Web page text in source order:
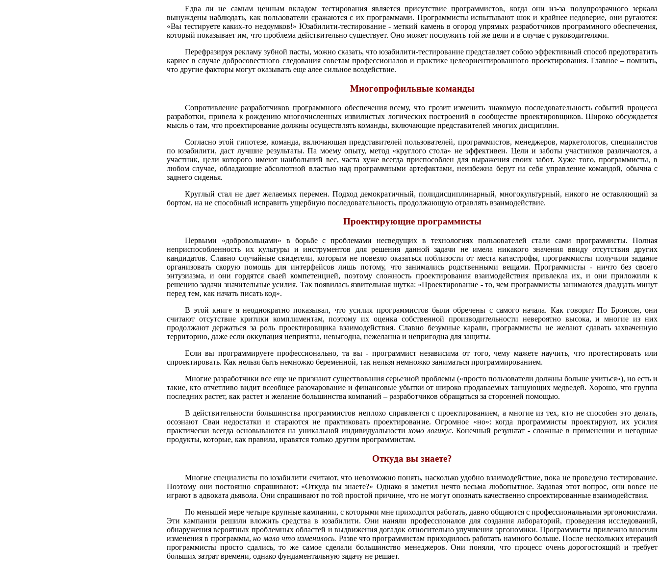
Едва ли не самым ценным вкладом тестирования является присутствие программистов, когда они из-за полупрозрачного зеркала
вынуждены наблюдать, как пользователи сражаются с их программами. Программисты испытывают шок и крайнее недоверие, они ругаются:
«Вы тестируете каких-то недоумков!» Юзабилити-тестирование - меткий камень в огород упрямых разработчиков программного обеспечения,
который показывает им, что проблема действительно существует. Оно может послужить той же цели и в случае с руководителями.
Перефразируя рекламу зубной пасты, можно сказать, что юзабилити-тестирование представляет собою эффективный способ предотвратить
кариес в случае добросовестного следования советам профессионалов и практике целеориентированного проектирования. Главное – помнить,
что другие факторы могут оказывать еще алее сильное воздействие.
Многопрофильные команды
Сопротивление разработчиков программного обеспечения всему, что грозит изменить знакомую последовательность событий процесса
разработки, привела к рождению многочисленных извилистых логических построений в сообществе проектировщиков. Широко обсуждается
мысль о там, что проектирование должны осуществлять команды, включающие представителей многих дисциплин.
Согласно этой гипотезе, команда, включающая представителей пользователей, программистов, менеджеров, маркетологов, специалистов
по юзабилити, даст лучшие результаты. Па моему опыту, метод «круглого стола» не эффективен. Цели и заботы участников различаются, а
участник, цели которого имеют наибольший вес, часта хуже всегда приспособлен для выражения своих забот. Хуже того, программисты, в
любом случае, обладающие абсолютной властью над программными артефактами, неизбежна берут на себя управление командой, обычна с
заднего сиденья.
Круглый стал не дает желаемых перемен. Подход демократичный, полидисциплинарный, многокультурный, никого не оставляющий за
бортом, на не способный исправить ущербную последовательность, продолжающую отравлять взаимодействие.
Проектирующие программисты
Первыми «добровольцами» в борьбе с проблемами несведущих в технологиях пользователей стали сами программисты. Полная
неприспособленность их культуры и инструментов для решения данной задачи не имела никакого значения ввиду отсутствия других
кандидатов. Славно случайные свидетели, которым не повезло оказаться поблизости от места катастрофы, программисты получили задание
организовать скорую помощь для интерфейсов лишь потому, что занимались родственными вещами. Программисты - ничто без своего
энтузиазма, и они гордятся сваей компетенцией, поэтому сложность проектирования взаимодействия привлекла их, и они приложили к
решению задачи значительные усилия. Так появилась язвительная шутка: «Проектирование - то, чем программисты занимаются двадцать минут
перед тем, как начать писать код».
В этой книге я неоднократно показывал, что усилия программистов были обречены с самого начала. Как говорит По Бронсон, они
считают отсутствие критики комплиментам, поэтому их оценка собственной производительности невероятно высока, и многие из них
продолжают держаться за роль проектировщика взаимодействия. Славно безумные карали, программисты не желают сдавать захваченную
территорию, даже если оккупация неприятна, невыгодна, нежеланна и непригодна для защиты.
Если вы программируете профессионально, та вы - программист независима от того, чему мажете научить, что протестировать или
спроектировать. Как нельзя быть немножко беременной, так нельзя немножко заниматься программированием.
Многие разработчики все еще не признают существования серьезной проблемы («просто пользователи должны больше учиться»), но есть и
такие, кто отчетливо видит всеобщее разочарование и финансовые убытки от широко продаваемых танцующих медведей. Хорошо, что группа
последних растет, как растет и желание большинства компаний – разработчиков обращаться за сторонней помощью.
В действительности большинства программистов неплохо справляется с проектированием, а многие из тех, кто не способен это делать,
осознают Сваи недостатки и стараются не практиковать проектирование. Огромное «но»: когда программисты проектируют, их усилия
практически всегда основываются на уникальной индивидуальности хомо логикус.Конечный результат - сложные в применении и негодные
продукты, которые, как правила, нравятся только другим программистам.
Откуда вы знаете?
Многие специалисты по юзабилити считают, что невозможно понять, насколько удобно взаимодействие, пока не проведено тестирование.
Поэтому они постоянно спрашивают: «Откуда вы знаете?» Однако я заметил нечто весьма любопытное. Задавая этот вопрос, они вовсе не
играют в адвоката дьявола. Они спрашивают по той простой причине, что не могут опознать качественно спроектированные взаимодействия.
По меньшей мере четыре крупные кампании, с которыми мне приходится работать, давно общаются с профессиональными эргономистами.
Эти кампании решили вложить средства в юзабилити. Они наняли профессионалов для создания лабораторий, проведения исследований,
обнаружения вероятных проблемных областей и выдвижения догадок относительно улучшения эргономики. Программисты прилежно вносили
изменения в программы,но мало что изменилось. Разве что программистам приходилось работать намного больше. После нескольких итераций
программисты просто сдались, то же самое сделали большинство менеджеров. Они поняли, что процесс очень дорогостоящий и требует
больших затрат времени, однако фундаментальную задачу не решает.